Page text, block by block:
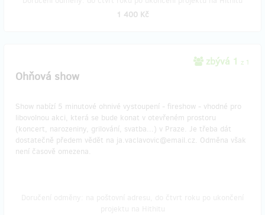
1 400 Kč
zbývá 1 z 1
Ohňová show
Show nabízí 5 minutové ohnivé vystoupení - fireshow - vhodné pro
libovolnou akci, která se bude konat v otevřeném prostoru
(koncert, narozeniny, grilování, svatba...) v Praze. Je třeba dát
dostatečně předem vědět na ja.vaclavovic@email.cz. Odměna však
není časově omezena.